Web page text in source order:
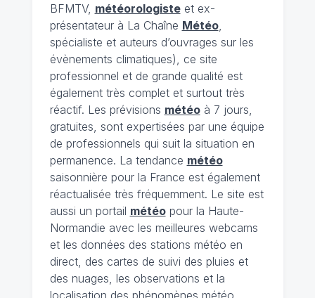
BFMTV, météorologisteet ex-
présentateur à La Chaîne Météo,
spécialiste et auteurs d’ouvrages sur les
évènements climatiques), ce site
professionnel et de grande qualité est
également très complet et surtout très
réactif. Les prévisions météoà 7 jours,
gratuites, sont expertisées par une équipe
de professionnels qui suit la situation en
permanence. La tendance météo
saisonnière pour la France est également
réactualisée très fréquemment. Le site est
aussi un portail météopour la Haute-
Normandie avec les meilleures webcams
et les données des stations météo en
direct, des cartes de suivi des pluies et
des nuages, les observations et la
localisation des phénomènes météo